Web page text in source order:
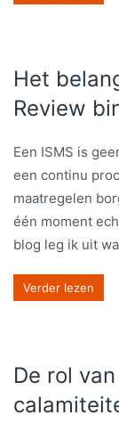
Het
Review
Een ISMS is
een continu
maatregelen
één moment
blog leg ik uit
Verder lezen
De rol